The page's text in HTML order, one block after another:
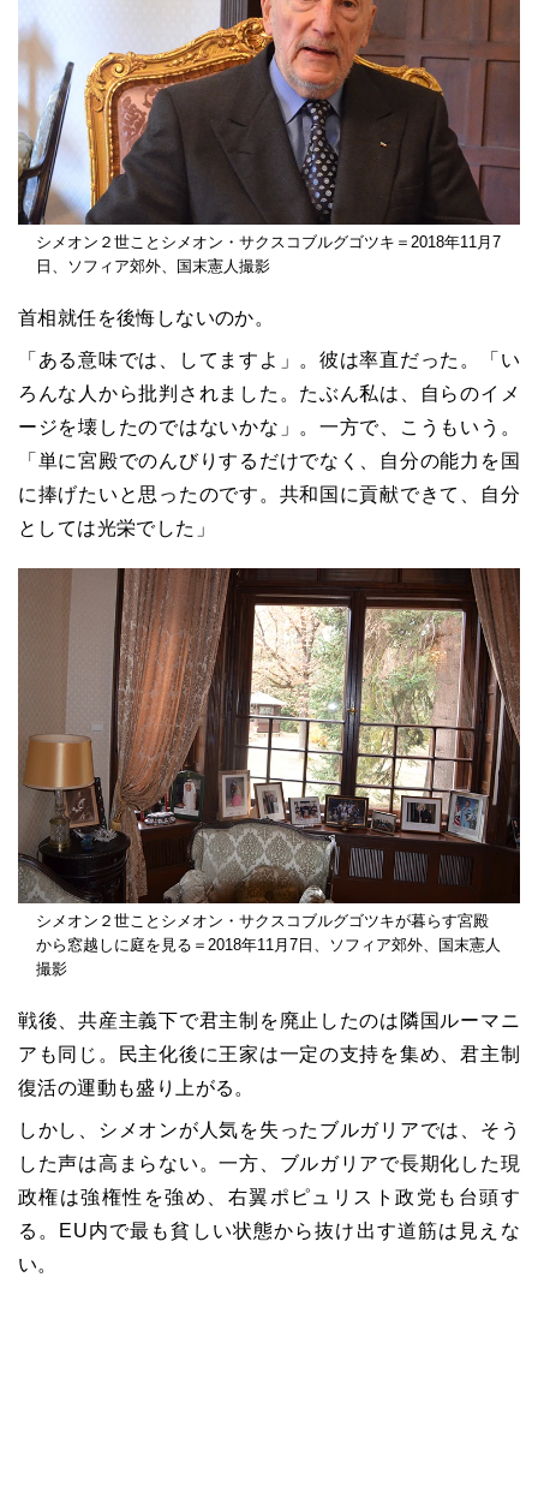
シメオン２世ことシメオン・サクスコブルグゴツキ＝2018年11月7
日、ソフィア郊外、国末憲人撮影
首相就任を後悔しないのか。
「ある意味では、してますよ」。彼は率直だった。「い
ろんな人から批判されました。たぶん私は、自らのイメ
ージを壊したのではないかな」。一方で、こうもいう。
「単に宮殿でのんびりするだけでなく、自分の能力を国
に捧げたいと思ったのです。共和国に貢献できて、自分
としては光栄でした」
シメオン２世ことシメオン・サクスコブルグゴツキが暮らす宮殿
から窓越しに庭を見る＝2018年11月7日、ソフィア郊外、国末憲人
撮影
戦後、共産主義下で君主制を廃止したのは隣国ルーマニ
アも同じ。民主化後に王家は一定の支持を集め、君主制
復活の運動も盛り上がる。
しかし、シメオンが人気を失ったブルガリアでは、そう
した声は高まらない。一方、ブルガリアで長期化した現
政権は強権性を強め、右翼ポピュリスト政党も台頭す
る。
EU内で最も貧しい状態から抜け出す道筋は見えな
い。